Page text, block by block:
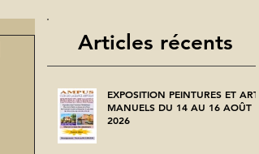
Articles récents
EXPOSITION PEINTURES ET ARTS
MANUELS DU 14 AU 16 AOÛT
2026